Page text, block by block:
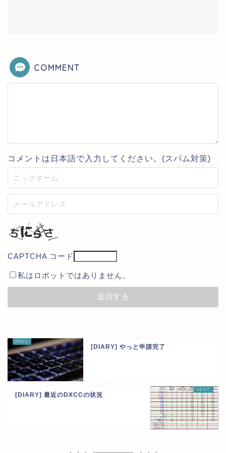
COMMENT
コメントは日本語で入力してください。(スパム対策)
CAPTCHA コード
私はロボットではありません。
[DIARY] やっと申請完了
[DIARY] 最近のDXCCの状況